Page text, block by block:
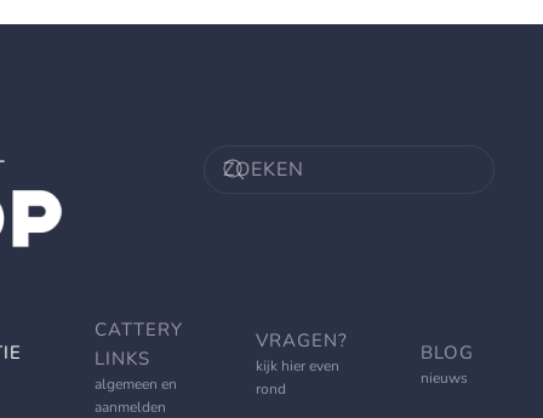
CATTERY
LINKS
algemeen en
aanmelden
VRAGEN?
kijk hier even
rond
BLOG
nieuws